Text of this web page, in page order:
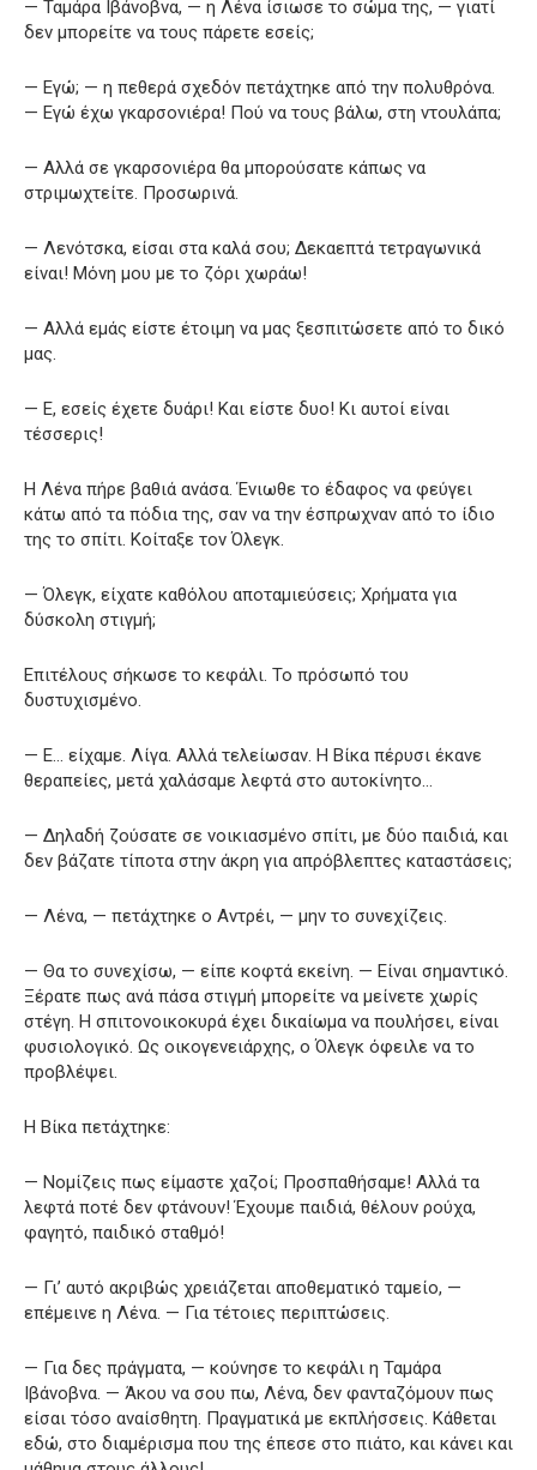
— Ταμάρα Ιβάνοβνα, — η Λένα ίσιωσε το σώμα της, — γιατί
δεν μπορείτε να τους πάρετε εσείς;
— Εγώ; — η πεθερά σχεδόν πετάχτηκε από την πολυθρόνα.
— Εγώ έχω γκαρσονιέρα! Πού να τους βάλω, στη ντουλάπα;
— Αλλά σε γκαρσονιέρα θα μπορούσατε κάπως να
στριμωχτείτε. Προσωρινά.
— Λενότσκα, είσαι στα καλά σου; Δεκαεπτά τετραγωνικά
είναι! Μόνη μου με το ζόρι χωράω!
— Αλλά εμάς είστε έτοιμη να μας ξεσπιτώσετε από το δικό
μας.
— Ε, εσείς έχετε δυάρι! Και είστε δυο! Κι αυτοί είναι
τέσσερις!
Η Λένα πήρε βαθιά ανάσα. Ένιωθε το έδαφος να φεύγει
κάτω από τα πόδια της, σαν να την έσπρωχναν από το ίδιο
της το σπίτι. Κοίταξε τον Όλεγκ.
— Όλεγκ, είχατε καθόλου αποταμιεύσεις; Χρήματα για
δύσκολη στιγμή;
Επιτέλους σήκωσε το κεφάλι. Το πρόσωπό του
δυστυχισμένο.
— Ε… είχαμε. Λίγα. Αλλά τελείωσαν. Η Βίκα πέρυσι έκανε
θεραπείες, μετά χαλάσαμε λεφτά στο αυτοκίνητο…
— Δηλαδή ζούσατε σε νοικιασμένο σπίτι, με δύο παιδιά, και
δεν βάζατε τίποτα στην άκρη για απρόβλεπτες καταστάσεις;
— Λένα, — πετάχτηκε ο Αντρέι, — μην το συνεχίζεις.
— Θα το συνεχίσω, — είπε κοφτά εκείνη. — Είναι σημαντικό.
Ξέρατε πως ανά πάσα στιγμή μπορείτε να μείνετε χωρίς
στέγη. Η σπιτονοικοκυρά έχει δικαίωμα να πουλήσει, είναι
φυσιολογικό. Ως οικογενειάρχης, ο Όλεγκ όφειλε να το
προβλέψει.
Η Βίκα πετάχτηκε:
— Νομίζεις πως είμαστε χαζοί; Προσπαθήσαμε! Αλλά τα
λεφτά ποτέ δεν φτάνουν! Έχουμε παιδιά, θέλουν ρούχα,
φαγητό, παιδικό σταθμό!
— Γι’ αυτό ακριβώς χρειάζεται αποθεματικό ταμείο, —
επέμεινε η Λένα. — Για τέτοιες περιπτώσεις.
— Για δες πράγματα, — κούνησε το κεφάλι η Ταμάρα
Ιβάνοβνα. — Άκου να σου πω, Λένα, δεν φανταζόμουν πως
είσαι τόσο αναίσθητη. Πραγματικά με εκπλήσσεις. Κάθεται
εδώ, στο διαμέρισμα που της έπεσε στο πιάτο, και κάνει και